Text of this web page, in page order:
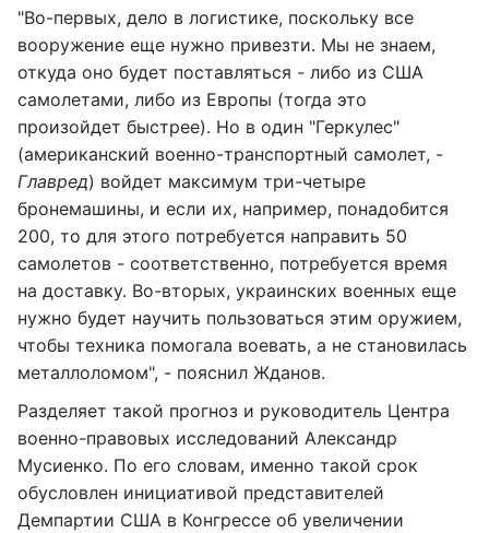
"Во-первых, дело в логистике, поскольку все
вооружение еще нужно привезти. Мы не знаем,
откуда оно будет поставляться - либо из США
самолетами, либо из Европы (тогда это
произойдет быстрее). Но в один "Геркулес"
(американский военно-транспортный самолет, -
Главред) войдет максимум три-четыре
бронемашины, и если их, например, понадобится
200, то для этого потребуется направить 50
самолетов - соответственно, потребуется время
на доставку. Во-вторых, украинских военных еще
нужно будет научить пользоваться этим оружием,
чтобы техника помогала воевать, а не становилась
металлоломом", - пояснил Жданов.
Разделяет такой прогноз и руководитель Центра
военно-правовых исследований Александр
Мусиенко. По его словам, именно такой срок
обусловлен инициативой представителей
Демпартии США в Конгрессе об увеличении